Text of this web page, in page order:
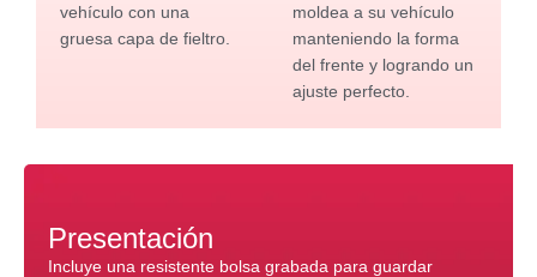
vehículo con una
gruesa capa de fieltro.
moldea a su vehículo
manteniendo la forma
del frente y logrando un
ajuste perfecto.
Presentación
Incluye una resistente bolsa grabada para guardar